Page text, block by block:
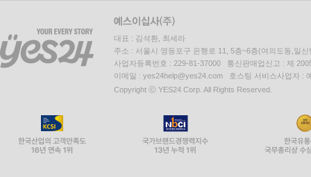
대표 : 김석환, 최세라
주소 : 서울시 영등포구 은행로 11, 5층~6층(여의도동,일신
사업자등록번호 : 229-81-37000 통신판매업신고 : 제
이메일 : yes24help@yes24.com 호스팅 서비스사업자 :
Copyright ⓒ YES24 Corp. All Rights Reserved.